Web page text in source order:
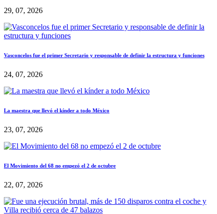
29, 07, 2026
Vasconcelos fue el primer Secretario y responsable de definir la estructura y funciones
24, 07, 2026
La maestra que llevó el kínder a todo México
23, 07, 2026
El Movimiento del 68 no empezó el 2 de octubre
22, 07, 2026